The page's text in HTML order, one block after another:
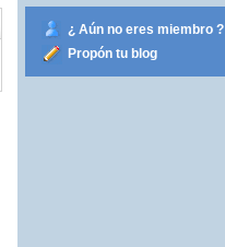
¿ Aún no eres miembro ?
Propón tu blog